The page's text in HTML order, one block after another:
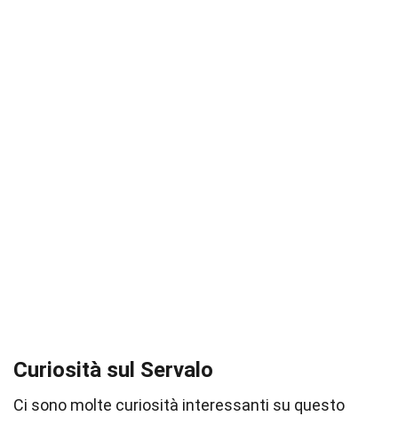
Curiosità sul Servalo
Ci sono molte curiosità interessanti su questo